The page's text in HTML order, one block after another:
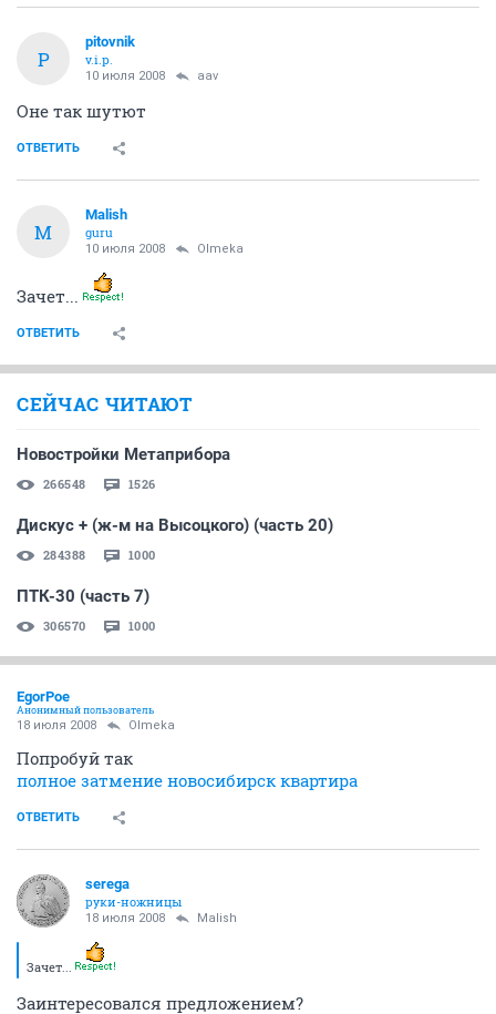
P
pitovnik
v.i.p.
10 июля 2008 aav
Оне так шутют
ОТВЕТИТЬ
M
Malish
guru
10 июля 2008 Olmeka
Зачет...
ОТВЕТИТЬ
СЕЙЧАС ЧИТАЮТ
Новостройки Метаприбора
266548 1526
Дискус + (ж-м на Высоцкого) (часть 20)
284388 1000
ПТК-30 (часть 7)
306570 1000
EgorPoe
Анонимный пользователь
18 июля 2008 Olmeka
Попробуй так
полное затмение новосибирск квартира
ОТВЕТИТЬ
serega
руки-ножницы
18 июля 2008 Malish
Зачет...
Заинтересовался предложением?